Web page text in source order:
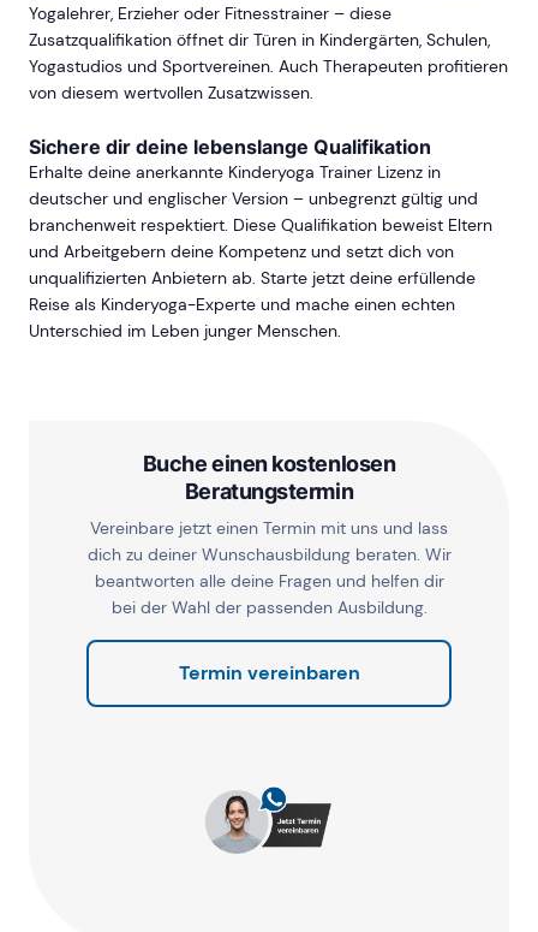
Yogalehrer, Erzieher oder Fitnesstrainer – diese
Zusatzqualifikation öffnet dir Türen in Kindergärten, Schulen,
Yogastudios und Sportvereinen. Auch Therapeuten profitieren
von diesem wertvollen Zusatzwissen.
Sichere dir deine lebenslange Qualifikation
Erhalte deine anerkannte Kinderyoga Trainer Lizenz in
deutscher und englischer Version – unbegrenzt gültig und
branchenweit respektiert. Diese Qualifikation beweist Eltern
und Arbeitgebern deine Kompetenz und setzt dich von
unqualifizierten Anbietern ab. Starte jetzt deine erfüllende
Reise als Kinderyoga-Experte und mache einen echten
Unterschied im Leben junger Menschen.
Buche einen kostenlosen
Beratungstermin
Vereinbare jetzt einen Termin mit uns und lass
dich zu deiner Wunschausbildung beraten. Wir
beantworten alle deine Fragen und helfen dir
bei der Wahl der passenden Ausbildung.
Termin vereinbaren